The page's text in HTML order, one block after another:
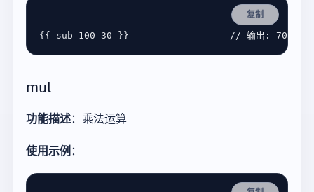
复制
{{ sub 100 30 }}
mul
功能描述：乘法运算
使用示例：